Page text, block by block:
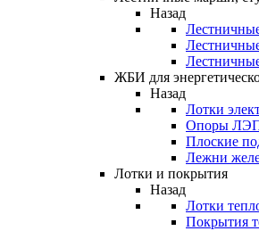
Назад
ЖБИ для
Назад
Лотки
Опоры
Плоские
Лежни
Лотки и покрытия
Назад
Лотки
Покрытия